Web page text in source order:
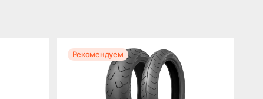
Рекомендуем